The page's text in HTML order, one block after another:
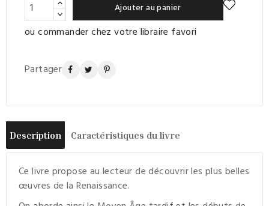
Ajouter au panier
ou commander chez votre libraire favori
Partager
Description Caractéristiques du livre
Ce livre propose au lecteur de découvrir les plus belles
œuvres de la Renaissance.